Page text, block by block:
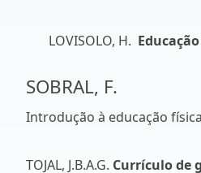
LOVISOLO, H.
SOBRAL, F.
Introdução à educação física
TOJAL, J.B.A.G. Currículo de